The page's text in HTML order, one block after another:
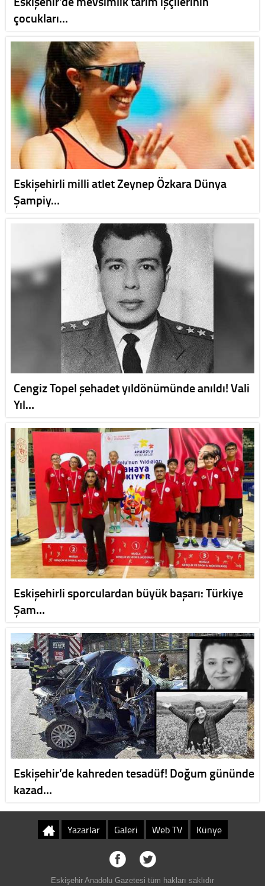
çocukları…
Eskişehirli milli atlet Zeynep Özkara Dünya
Şampiy…
Cengiz Topel şehadet yıldönümünde anıldı! Vali
Yıl…
Eskişehirli sporculardan büyük başarı: Türkiye
Şam…
Eskişehir’de kahreden tesadüf! Doğum gününde
kazad…
Yazarlar Galeri Web TV Künye
Eskişehir Anadolu Gazetesi tüm hakları saklıdır